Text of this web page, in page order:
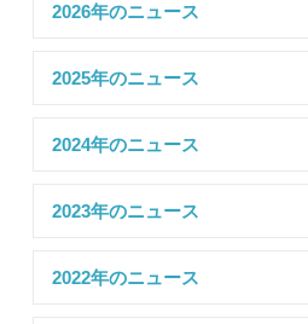
2026年のニュース
2025年のニュース
2024年のニュース
2023年のニュース
2022年のニュース